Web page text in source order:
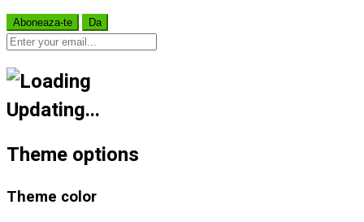
Updating...
Theme options
Theme color